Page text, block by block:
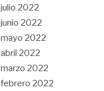
julio 2022
junio 2022
mayo 2022
abril 2022
marzo 2022
febrero 2022